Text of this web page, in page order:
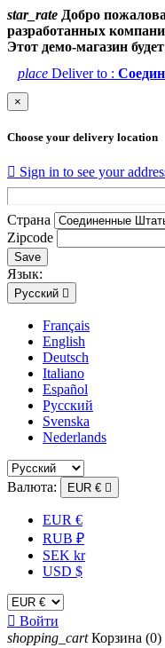
star_rate Добро
разработанных
Этот демо-магазин
place Deliver to :
×
Choose your delivery location
 Sign in to see your
Страна
Zipcode
Save
Язык:
Русский 
Français
English
Deutsch
Italiano
Español
Русский
Svenska
Nederlands
Валюта: EUR € 
EUR €
RUB ₽
SEK kr
USD $
 Войти
shopping_cart Корзина (0)